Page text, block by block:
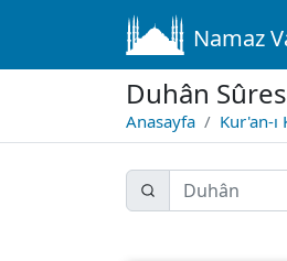
Namaz
Duhân
Anasayfa Kur'an-ı